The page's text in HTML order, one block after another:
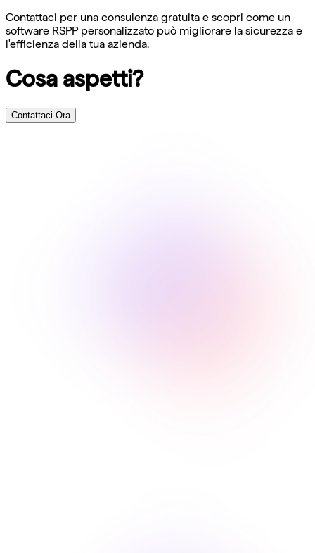
Contattaci per una consulenza gratuita e scopri come un
software RSPP personalizzato può migliorare la sicurezza e
l'efficienza della tua azienda.
Cosa aspetti?
Contattaci Ora